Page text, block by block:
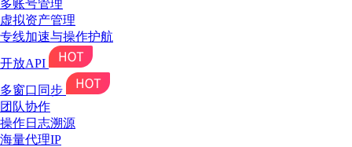
多账号管理
虚拟资产管理
专线加速与操作护航
开放API
多窗口同步
团队协作
操作日志溯源
海量代理IP